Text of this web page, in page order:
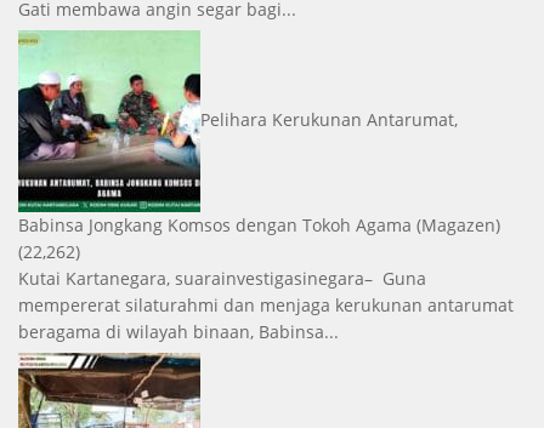
Gati membawa angin segar bagi...
Pelihara Kerukunan Antarumat,
Babinsa Jongkang Komsos dengan Tokoh Agama (Magazen)
(22,262)
Kutai Kartanegara, suarainvestigasinegara– Guna
mempererat silaturahmi dan menjaga kerukunan antarumat
beragama di wilayah binaan, Babinsa...